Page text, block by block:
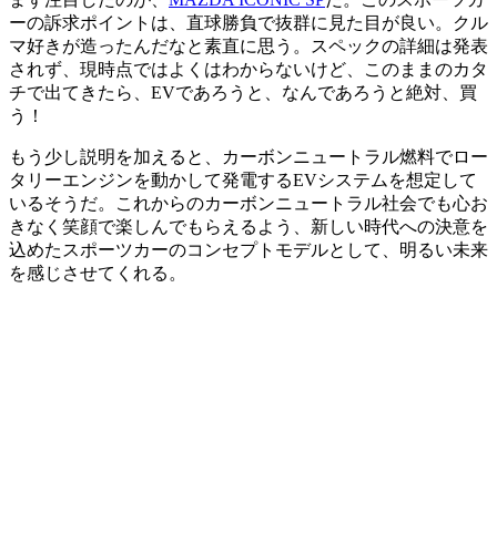
ーの訴求ポイントは、直球勝負で抜群に見た目が良い。クル
マ好きが造ったんだなと素直に思う。スペックの詳細は発表
されず、現時点ではよくはわからないけど、このままのカタ
チで出てきたら、EVであろうと、なんであろうと絶対、買
う！
もう少し説明を加えると、カーボンニュートラル燃料でロー
タリーエンジンを動かして発電するEVシステムを想定して
いるそうだ。これからのカーボンニュートラル社会でも心お
きなく笑顔で楽しんでもらえるよう、新しい時代への決意を
込めたスポーツカーのコンセプトモデルとして、明るい未来
を感じさせてくれる。